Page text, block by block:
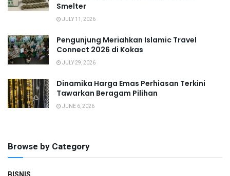
Smelter
JULY 11, 2026
Pengunjung Meriahkan Islamic Travel
Connect 2026 di Kokas
JULY 29, 2026
Dinamika Harga Emas Perhiasan Terkini
Tawarkan Beragam Pilihan
JUNE 6, 2026
Browse by Category